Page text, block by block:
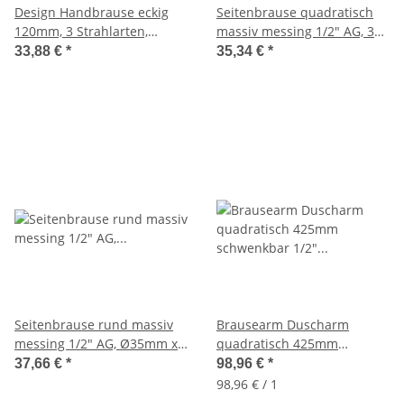
Design Handbrause eckig
120mm, 3 Strahlarten,
vollverchomt, mit
33,88 € *
Seitenbrause quadratisch
massiv messing 1/2" AG, 35
x 35mm, Massagedüse
35,34 € *
Seitenbrause rund massiv
messing 1/2" AG, Ø35mm x
60mm, Massagedüse
37,66 € *
Brausearm Duscharm
quadratisch 425mm
schwenkbar 1/2" Anschluss
98,96 € *
98,96 € / 1